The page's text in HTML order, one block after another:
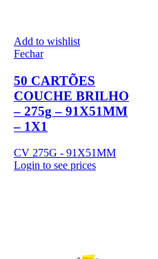
Add to wishlist
Fechar
50 CARTÕES
COUCHE BRILHO
– 275g – 91X51MM
– 1X1
CV 275G - 91X51MM
Login to see prices